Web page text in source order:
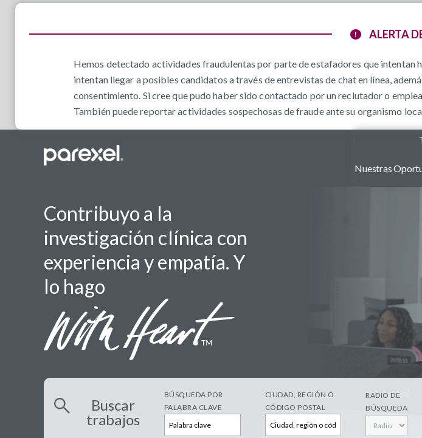
ALERTA
Hemos detectado actividades fraudulentas por parte de estafadores que intentan
intentan llegar a posibles candidatos a través de entrevistas de chat en línea,
consentimiento. Si cree que pudo haber sido contactado por un reclutador o
También puede reportar actividades sospechosas de fraude ante su organismo
Nuestras
Contribuyo a la
investigación clínica con
experiencia y empatía. Y
lo hago
Buscar
trabajos
BÚSQUEDA POR
PALABRA CLAVE
CIUDAD, REGIÓN O
CÓDIGO POSTAL
RADIO DE
BÚSQUEDA